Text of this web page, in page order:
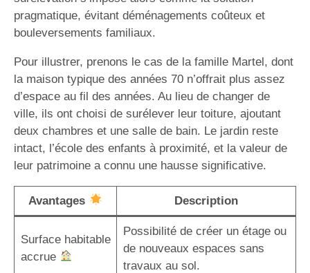
pragmatique, évitant déménagements coûteux et
bouleversements familiaux.
Pour illustrer, prenons le cas de la famille Martel, dont
la maison typique des années 70 n’offrait plus assez
d’espace au fil des années. Au lieu de changer de
ville, ils ont choisi de surélever leur toiture, ajoutant
deux chambres et une salle de bain. Le jardin reste
intact, l’école des enfants à proximité, et la valeur de
leur patrimoine a connu une hausse significative.
Avantages Description
Surface habitable
accrue
Possibilité de créer un étage ou
de nouveaux espaces sans
travaux au sol.